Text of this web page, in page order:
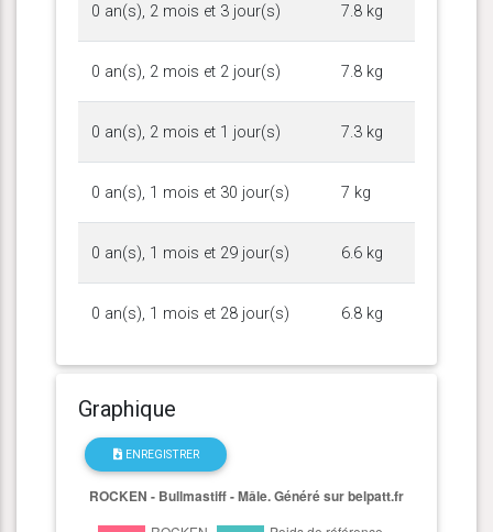
0 an(s), 2 mois et 3 jour(s) 7.8 kg
0 an(s), 2 mois et 2 jour(s) 7.8 kg
0 an(s), 2 mois et 1 jour(s) 7.3 kg
0 an(s), 1 mois et 30 jour(s) 7 kg
0 an(s), 1 mois et 29 jour(s) 6.6 kg
0 an(s), 1 mois et 28 jour(s) 6.8 kg
Graphique
ENREGISTRER